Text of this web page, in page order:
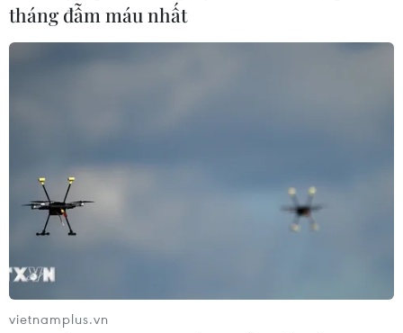
và sự phát triển xã hội bền vững./.
tháng đẫm máu nhất
vietnamplus.vn